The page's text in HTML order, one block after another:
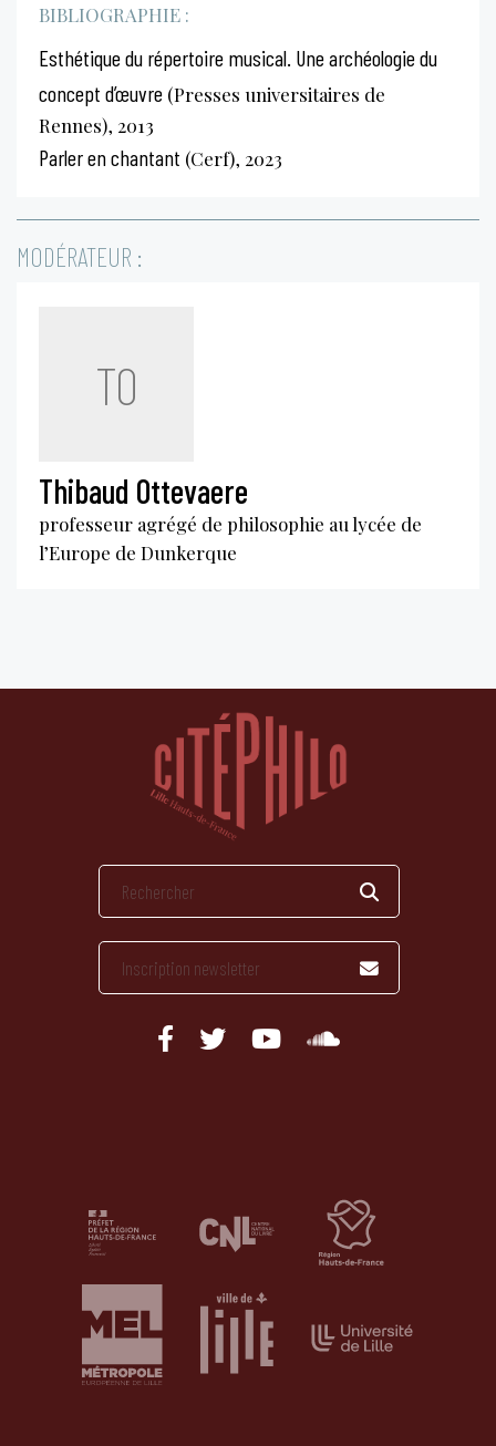
BIBLIOGRAPHIE :
Esthétique du répertoire musical. Une archéologie du
concept d’œuvre (Presses universitaires de
Rennes), 2013
Parler en chantant (Cerf), 2023
MODÉRATEUR :
TO
Thibaud Ottevaere
professeur agrégé de philosophie au lycée de
l’Europe de Dunkerque